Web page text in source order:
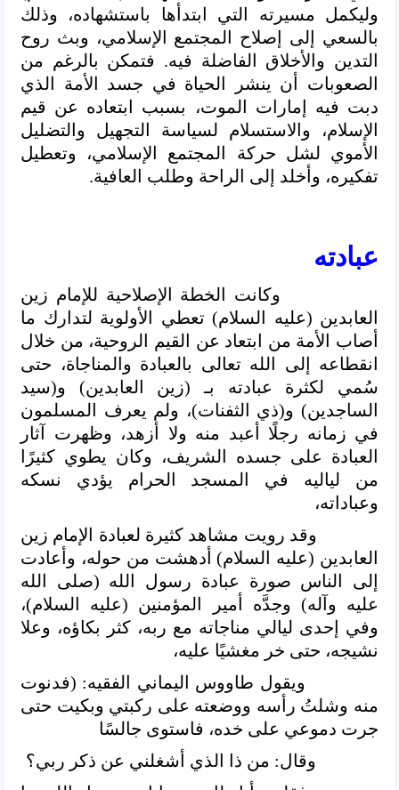
وليكمل مسيرته التي ابتدأها باستشهاده، وذلك
بالسعي إلى إصلاح المجتمع الإسلامي، وبث روح
التدين والأخلاق الفاضلة فيه. فتمكن بالرغم من
الصعوبات أن ينشر الحياة في جسد الأمة الذي
دبت فيه إمارات الموت، بسبب ابتعاده عن قيم
الإسلام، والاستسلام لسياسة التجهيل والتضليل
الأموي لشل حركة المجتمع الإسلامي، وتعطيل
تفكيره، وأخلد إلى الراحة وطلب العافية.
عبادته
وكانت الخطة الإصلاحية للإمام زين
العابدين (عليه السلام) تعطي الأولوية لتدارك ما
أصاب الأمة من ابتعاد عن القيم الروحية، من خلال
انقطاعه إلى الله تعالى بالعبادة والمناجاة، حتى
سُمي لكثرة عبادته بـ (زين العابدين) و(سيد
الساجدين) و(ذي الثفنات)، ولم يعرف المسلمون
في زمانه رجلًا أعبد منه ولا أزهد، وظهرت آثار
العبادة على جسده الشريف، وكان يطوي كثيرًا
من لياليه في المسجد الحرام يؤدي نسكه
وعباداته،
وقد رويت مشاهد كثيرة لعبادة الإمام زين
العابدين (عليه السلام) أدهشت من حوله، وأعادت
إلى الناس صورة عبادة رسول الله (صلى الله
عليه وآله) وجدَّه أمير المؤمنين (عليه السلام)،
وفي إحدى ليالي مناجاته مع ربه، كثر بكاؤه، وعلا
نشيجه، حتى خر مغشيًا عليه،
ويقول طاووس اليماني الفقيه: (فدنوت
منه وشلتُ رأسه ووضعته على ركبتي وبكيت حتى
جرت دموعي على خده، فاستوى جالسًا
وقال: من ذا الذي أشغلني عن ذكر ربي؟